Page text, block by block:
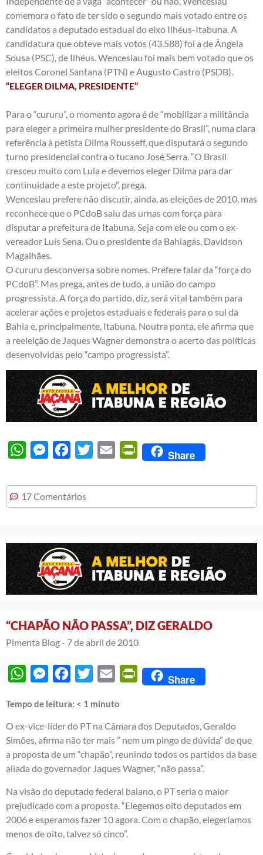
comemora o fato de ter sido o segundo mais votado entre os
candidatos a deputado estadual do eixo Ilhéus-Itabuna. A
candidatura que obteve mais votos (43.588) foi a de Ângela
Sousa (PSC), de Ilhéus. Wenceslau foi mais bem votado que os
eleitos Coronel Santana (PTN) e Augusto Castro (PSDB).
“ELEGER DILMA, PRESIDENTE”
Para o “cururu”, o momento agora é de “mobilizar a militância
para eleger a primeira mulher presidente do Brasil”, numa clara
referência à petista Dilma Rousseff, que disputará o segundo
turno presidencial contra o tucano José Serra. “O Brasil
cresceu muito com Lula e devemos eleger Dilma para dar
continuidade a este projeto”, prega.
Wenceslau prefere não discutir, ainda, as eleições de 2010, mas
reconhece que o PCdoB saiu das urnas com força para
disputar a prefeitura de Itabuna. Seja com ele ou com o ex-
vereador Luís Sena. Ou o presidente da Bahiagás, Davidson
Magalhães.
O cururu desconversa sobre nomes. Prefere falar da “força do
PCdoB”. Mas prega, antes de tudo, a união do campo
progressista. A força do partido, diz, será vital também para
acelerar ações e projetos estaduais e federais para o sul da
Bahia e, principalmente, Itabuna. Noutra ponta, ele afirma que
a reeleição de Jaques Wagner demonstra o acerto das políticas
desenvolvidas pelo “campo progressista”.
WhatsAppMessengerFacebook
Twitter Email PrintFriendly
Share
17 Comentários
“CHAPÃO NÃO PASSA”, DIZ GERALDO
Pimenta Blog - 7 de abril de 2010
WhatsAppMessengerFacebook
Twitter Email PrintFriendly
Share
Tempo de leitura: < 1 minuto
O ex-vice-líder do PT na Câmara dos Deputados, Geraldo
Simões, afirma não ter mais ” nem um pingo de dúvida” de que
a proposta de um “chapão”, reunindo todos os partidos da base
aliada do governador Jaques Wagner, “não passa”.
Na visão do deputado federal baiano, o PT seria o maior
prejudicado com a proposta. “Elegemos oito deputados em
2006 e esperamos fazer 10 agora. Com o chapão, elegeríamos
menos de oito, talvez só cinco”.